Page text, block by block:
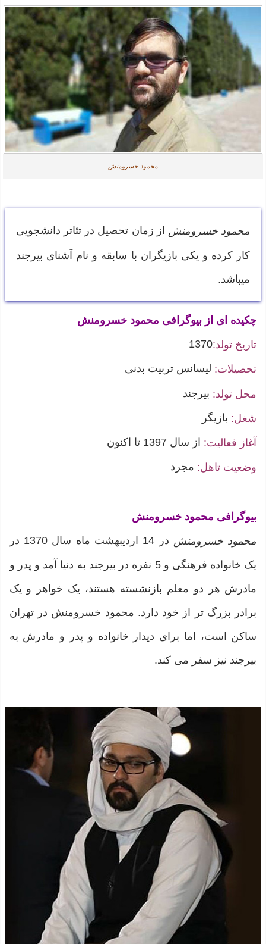
محمود خسرومنش
محمود خسرومنش از زمان تحصیل در تئاتر دانشجویی
کار کرده و یکی بازیگران با سابقه و نام آشنای بیرجند
میباشد.
چکیده ای از بیوگرافی محمود خسرومنش
تاریخ تولد:1370
تحصیلات: لیسانس تربیت بدنی
محل تولد: بیرجند
شغل: بازیگر
آغاز فعالیت: از سال 1397 تا اکنون
وضعیت تاهل: مجرد
بیوگرافی محمود خسرومنش
محمود خسرومنش در 14 اردیبهشت ماه سال 1370 در
یک خانواده فرهنگی و 5 نفره در بیرجند به دنیا آمد و پدر و
مادرش هر دو معلم بازنشسته هستند، یک خواهر و یک
برادر بزرگ تر از خود دارد. محمود خسرومنش در تهران
ساکن است، اما برای دیدار خانواده و پدر و مادرش به
بیرجند نیز سفر می کند.